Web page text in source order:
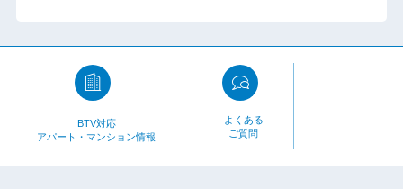
BTV対応
アパート・マンション情報
よくある
ご質問